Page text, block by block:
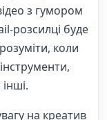
з гумором
розсилці буде
коли
на креатив